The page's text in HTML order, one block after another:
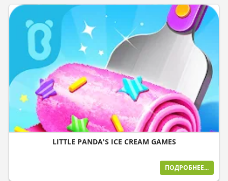
LITTLE PANDA'S ICE CREAM GAMES
ПОДРОБНЕЕ...